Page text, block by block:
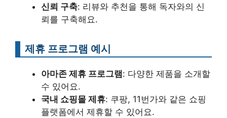
신뢰 구축: 리뷰와 추천을 통해 독자와의 신
뢰를 구축해요.
제휴 프로그램 예시
아마존 제휴 프로그램: 다양한 제품을 소개할
수 있어요.
국내 쇼핑몰 제휴: 쿠팡, 11번가와 같은 쇼핑
플랫폼에서 제휴할 수 있어요.